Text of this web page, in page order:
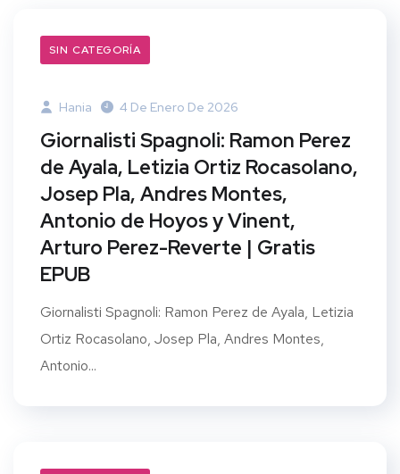
SIN CATEGORÍA
Hania 4 De Enero De 2026
Giornalisti Spagnoli: Ramon Perez
de Ayala, Letizia Ortiz Rocasolano,
Josep Pla, Andres Montes,
Antonio de Hoyos y Vinent,
Arturo Perez-Reverte | Gratis
EPUB
Giornalisti Spagnoli: Ramon Perez de Ayala, Letizia
Ortiz Rocasolano, Josep Pla, Andres Montes,
Antonio...